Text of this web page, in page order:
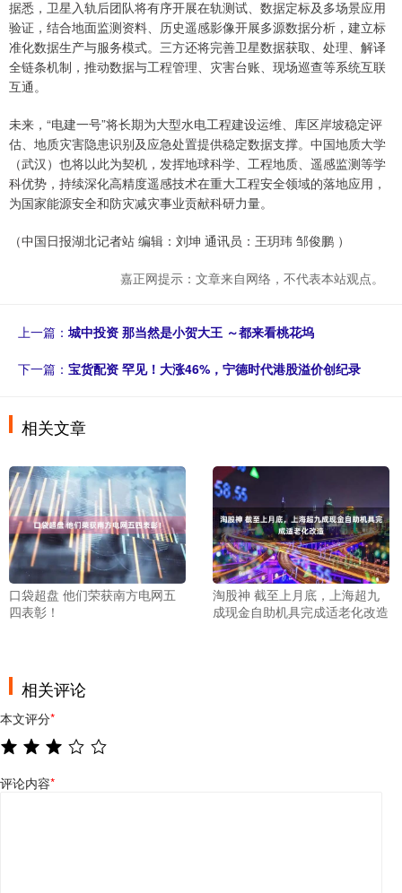
据悉，卫星入轨后团队将有序开展在轨测试、数据定标及多场景应用
验证，结合地面监测资料、历史遥感影像开展多源数据分析，建立标
准化数据生产与服务模式。三方还将完善卫星数据获取、处理、解译
全链条机制，推动数据与工程管理、灾害台账、现场巡查等系统互联
互通。
未来，“电建一号”将长期为大型水电工程建设运维、库区岸坡稳定评
估、地质灾害隐患识别及应急处置提供稳定数据支撑。中国地质大学
（武汉）也将以此为契机，发挥地球科学、工程地质、遥感监测等学
科优势，持续深化高精度遥感技术在重大工程安全领域的落地应用，
为国家能源安全和防灾减灾事业贡献科研力量。
（中国日报湖北记者站 编辑：刘坤 通讯员：王玥玮 邹俊鹏 ）
嘉正网提示：文章来自网络，不代表本站观点。
上一篇： 城中投资 那当然是小贺大王 ～都来看桃花坞
下一篇： 宝货配资 罕见！大涨46%，宁德时代港股溢价创纪录
相关文章
口袋超盘 他们荣获南方电网五
四表彰！
淘股神 截至上月底，上海超九
成现金自助机具完成适老化改造
相关评论
本文评分*
评论内容*